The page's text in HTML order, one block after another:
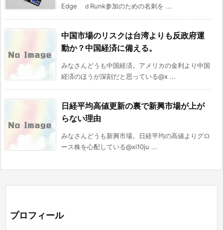
Edge ｄRunk参加のための名刺を ...
中国市場のリスクは台湾よりも反政府運
動か？中国経済に備える。
みなさんどうも中国経済。アメリカの金利より中国
経済のほうが深刻だと思っている@x ...
日経平均高値更新の裏で新興市場が上が
らない理由
みなさんどうも新興市場。日経平均の高値よりグロ
ース株を心配している@xi10ju ...
プロフィール